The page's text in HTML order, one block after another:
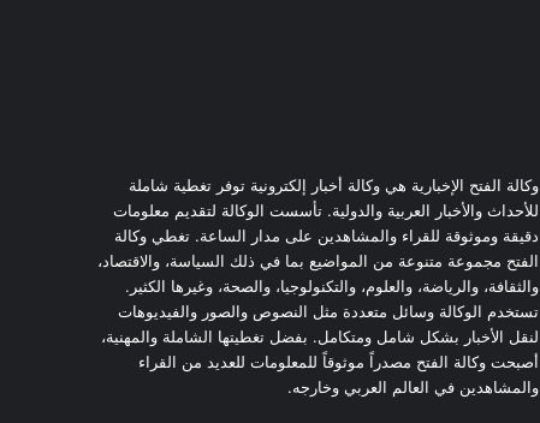
وكالة الفتح الإخبارية هي وكالة أخبار إلكترونية توفر تغطية شاملة
للأحداث والأخبار العربية والدولية. تأسست الوكالة لتقديم معلومات
دقيقة وموثوقة للقراء والمشاهدين على مدار الساعة. تغطي وكالة
الفتح مجموعة متنوعة من المواضيع بما في ذلك السياسة، والاقتصاد،
والثقافة، والرياضة، والعلوم، والتكنولوجيا، والصحة، وغيرها الكثير.
تستخدم الوكالة وسائل متعددة مثل النصوص والصور والفيديوهات
لنقل الأخبار بشكل شامل ومتكامل. بفضل تغطيتها الشاملة والمهنية،
أصبحت وكالة الفتح مصدراً موثوقاً للمعلومات للعديد من القراء
والمشاهدين في العالم العربي وخارجه.